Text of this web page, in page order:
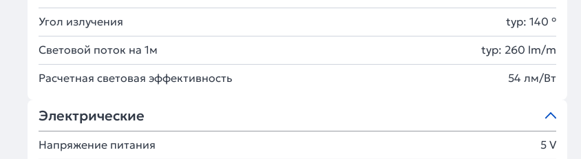
Угол излучения typ: 140 °
Световой поток на 1м typ: 260 lm/m
Расчетная световая эффективность 54 лм/Вт
Электрические
Напряжение питания 5 V